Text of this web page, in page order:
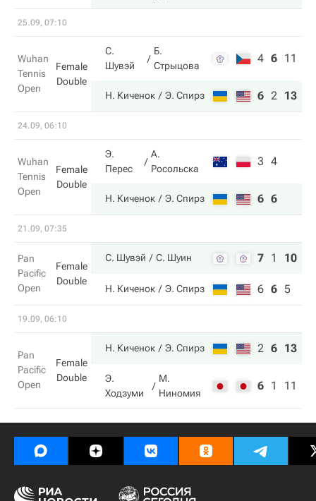
25.09, 07:10
Wuhan
Tennis
Open
Female
Double
С.
Шувэй
Б.
Стрыцова
4 6 11
Н. Киченок Э. Спирз 6 2 13
24.09, 06:10
Wuhan
Tennis
Open
Female
Double
Э.
Перес
А.
Росольска
3 4
Н. Киченок Э. Спирз 6 6
21.09, 07:35
Pan
Pacific
Open
Female
Double
С. Шувэй С. Шуин 7 1 10
Н. Киченок Э. Спирз 6 6 5
19.09, 06:10
Pan
Pacific
Open
Female
Double
Н. Киченок Э. Спирз 2 6 13
Э.
Ходзуми
М.
Ниномия
6 1 11